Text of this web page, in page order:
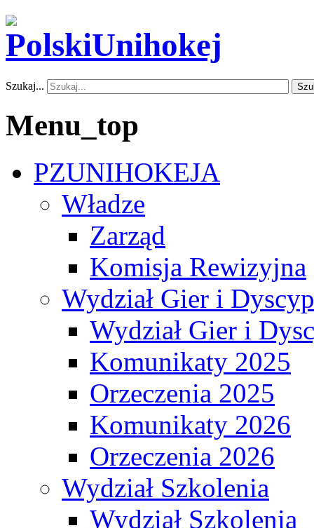
Szukaj...
Menu_top
PZUNIHOKEJA
Władze
Zarząd
Komisja Rewizyjna
Wydział Gier i
Wydział Gier i
Komunikaty 2025
Orzeczenia 2025
Komunikaty 2026
Orzeczenia 2026
Wydział Szkolenia
Wydział Szkolenia